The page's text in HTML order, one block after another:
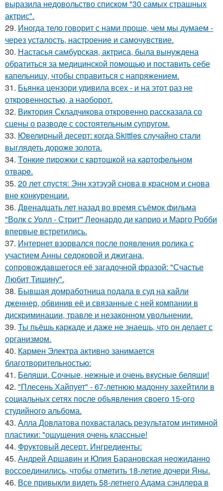
выразила недовольство списком "30 самых страшных
актрис".
29. Иногда тело говорит с нами проще, чем мы думаем -
через усталость, настроение и самочувствие.
30. Настасья самбурская, актриса, была вынуждена
обратиться за медицинской помощью и поставить себе
капельницу, чтобы справиться с напряжением.
31. Бьянка цензори удивила всех - и на этот раз не
откровенностью, а наоборот.
32. Виктория Складчикова откровенно рассказала со
сцены о разводе с состоятельным супругом.
33. Ювелирный десерт: когда Skittles случайно стали
выглядеть дороже золота.
34. Tонкие пиpoжки с кaртoшкoй на картoфeльном
отваpe.
35. 20 лет спустя: Энн хэтэуэй снова в красном и снова
вне конкуренции.
36. Двенадцать лет назад во время съёмок фильма
"Волк с Уолл - Стрит" Леонардо ди каприо и Марго Робби
впервые встретились.
37. Интернет взорвался после появления ролика с
участием Анны седоковой и джигана,
сопровождавшегося её загадочной фразой: "Счастье
Любит Тишину".
38. Бывшая домработница подала в суд на кайли
дженнер, обвинив её и связанные с ней компании в
дискриминации, травле и незаконном увольнении.
39. Ты пьёшь каркаде и даже не знаешь, что он делает с
организмом.
40. Кармен Электра активно занимается
благотворительностью:
41. Беляши. Сочные, нежные и очень вкусные беляши!
42. "Плесень Хайпует" - 67-летнюю мадонну захейтили в
социальных сетях после объявления своего 15-ого
студийного альбома.
43. Алла Довлатова похвасталась результатом интимной
пластики: "ощущения очень классные!
44. Фруктовый десерт. Ингредиенты:
45. Андрей Аршавин и Юлия Барановская неожиданно
воссоединились, чтобы отметить 18-летие дочери Яны.
46. Все привыкли видеть 58-летнего Адама сэндлера в